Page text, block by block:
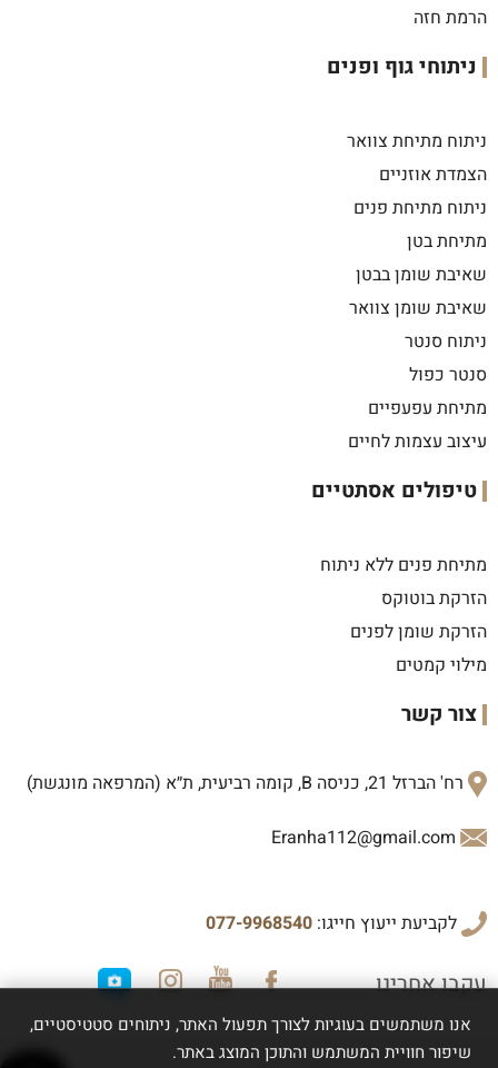
הרמת חזה
ניתוחי גוף ופנים
ניתוח מתיחת צוואר
הצמדת אוזניים
ניתוח מתיחת פנים
מתיחת בטן
שאיבת שומן בבטן
שאיבת שומן צוואר
ניתוח סנטר
סנטר כפול
מתיחת עפעפיים
עיצוב עצמות לחיים
טיפולים אסתטיים
מתיחת פנים ללא ניתוח
הזרקת בוטוקס
הזרקת שומן לפנים
מילוי קמטים
צור קשר
רח' הברזל 21, כניסה B, קומה רביעית, ת״א (המרפאה מונגשת)
Eranha112@gmail.com
לקביעת ייעוץ חייגו: 077-9968540
עקבו אחרינו
אנו משתמשים בעוגיות לצורך תפעול האתר, ניתוחים סטטיסטיים,
שיפור חוויית המשתמש והתוכן המוצג באתר.